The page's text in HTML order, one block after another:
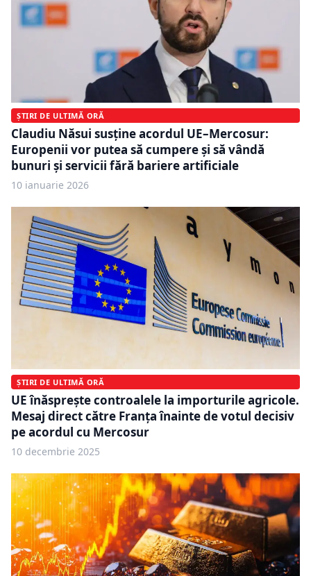
ȘTIRI DE ULTIMĂ ORĂ
Claudiu Năsui susține acordul UE–Mercosur:
Europenii vor putea să cumpere și să vândă
bunuri și servicii fără bariere artificiale
10 ianuarie 2026
ȘTIRI DE ULTIMĂ ORĂ
UE înăspreşte controalele la importurile agricole.
Mesaj direct către Franţa înainte de votul decisiv
pe acordul cu Mercosur
10 decembrie 2025